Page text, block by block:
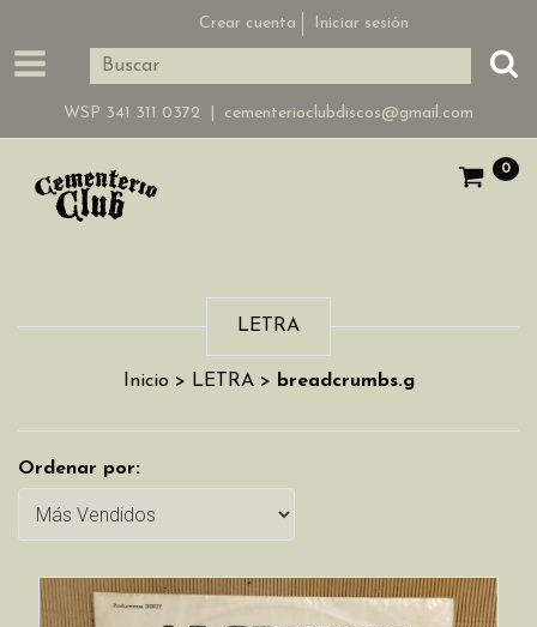
Crear cuenta Iniciar sesión
WSP 341 311 0372 | cementerioclubdiscos@gmail.com
0
LETRA
Inicio > LETRA > breadcrumbs.g
Ordenar por: